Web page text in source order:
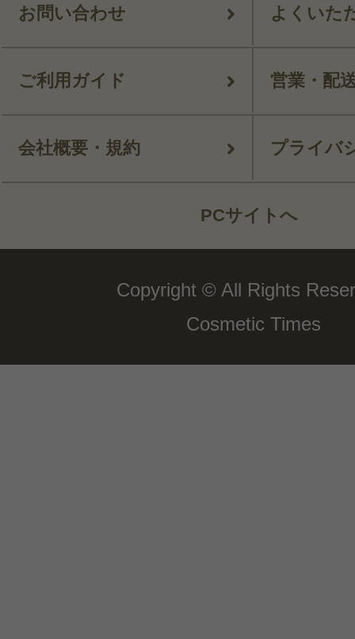
お問い合わせ よくいた
ご利用ガイド 営業・配
会社概要・規約 プライバ
PCサイトへ
Copyright © All Rights
Cosmetic Times